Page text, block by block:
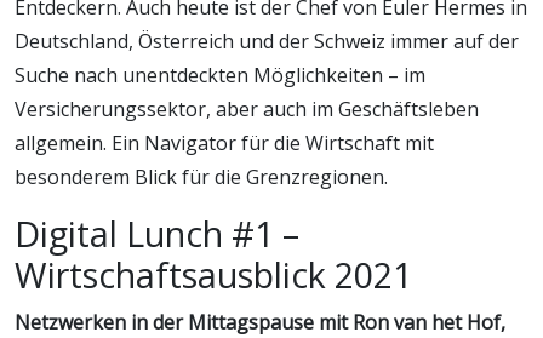
Entdeckern. Auch heute ist der Chef von Euler Hermes in
Deutschland, Österreich und der Schweiz immer auf der
Suche nach unentdeckten Möglichkeiten – im
Versicherungssektor, aber auch im Geschäftsleben
allgemein. Ein Navigator für die Wirtschaft mit
besonderem Blick für die Grenzregionen.
Digital Lunch #1 –
Wirtschaftsausblick 2021
Netzwerken in der Mittagspause mit Ron van het Hof,